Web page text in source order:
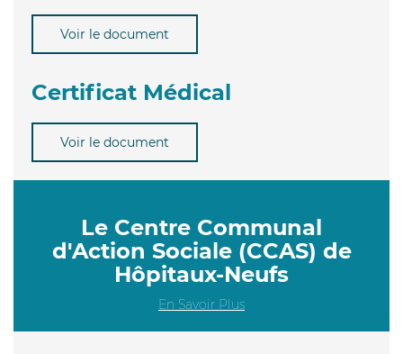
Voir le document
Certificat Médical
Voir le document
Le Centre Communal
d'Action Sociale (CCAS) de
Hôpitaux-Neufs
En Savoir Plus